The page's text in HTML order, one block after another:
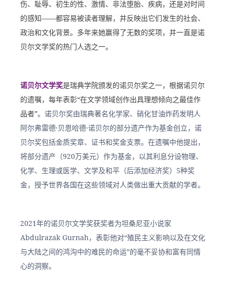
伤、耻辱、初生的性、激情、非法堕胎、疾病，还是对时间
的感知——都容易被读者理解，并反映出它们发生的社会、
政治和文化背景。多年来她赢得了无数的奖项，并一直是诺
贝尔文学奖的热门人选之一。
诺贝尔文学奖是瑞典学院颁发的诺贝尔奖之一，根据诺贝尔
的遗嘱，每年表彰“在文学领域创作出具理想倾向之最佳作
品者”。诺贝尔奖由瑞典著名化学家、硝化甘油炸药发明人
阿尔弗雷德·贝恩哈德·诺贝尔的部分遗产作为基金创立，诺
贝尔奖包括金质奖章、证书和奖金支票。在遗嘱中他提出，
将部分遗产（920万美元）作为基金，以其利息分设物理、
化学、生理或医学、文学及和平（后添加经济奖）5种奖
金，授予世界各国在这些领域对人类做出重大贡献的学者。
2021年的诺贝尔文学奖获奖者为坦桑尼亚小说家
Abdulrazak Gurnah，表彰他对“殖民主义影响以及在文化
与大陆之间的鸿沟中的难民的命运”的毫不妥协和富有同情
心的洞察。